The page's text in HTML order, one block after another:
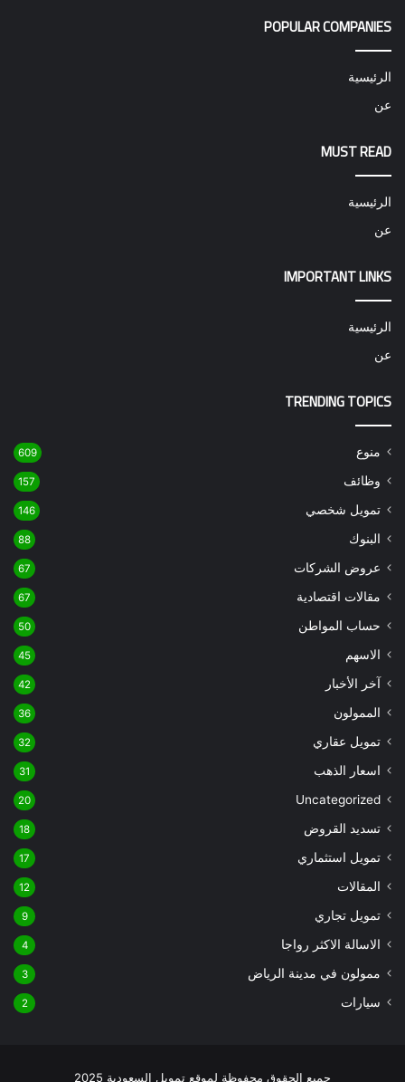
POPULAR COMPANIES
الرئيسية
عن
MUST READ
الرئيسية
عن
IMPORTANT LINKS
الرئيسية
عن
TRENDING TOPICS
منوع 609
وظائف 157
تمويل شخصي 146
البنوك 88
عروض الشركات 67
مقالات اقتصادية 67
حساب المواطن 50
الاسهم 45
آخر الأخبار 42
الممولون 36
تمويل عقاري 32
اسعار الذهب 31
Uncategorized
20
تسديد القروض 18
تمويل استثماري 17
المقالات 12
تمويل تجاري 9
الاسالة الاكثر رواجا 4
ممولون في مدينة الرياض 3
سيارات 2
جميع الحقوق محفوظة لموقع تمويل السعودية 2025